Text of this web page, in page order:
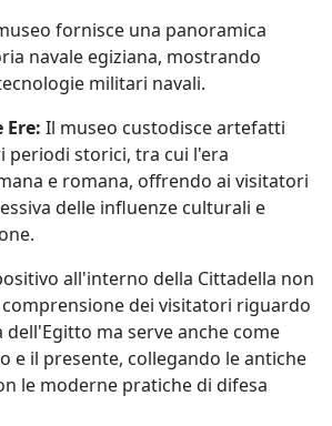
fornisce una panoramica
navale egiziana, mostrando
militari navali.
Ere: Il museo custodisce artefatti
periodi storici, tra cui l'era
e romana, offrendo ai visitatori
delle influenze culturali e
all'interno della Cittadella non
dei visitatori riguardo
ma serve anche come
e il presente, collegando le antiche
le moderne pratiche di difesa